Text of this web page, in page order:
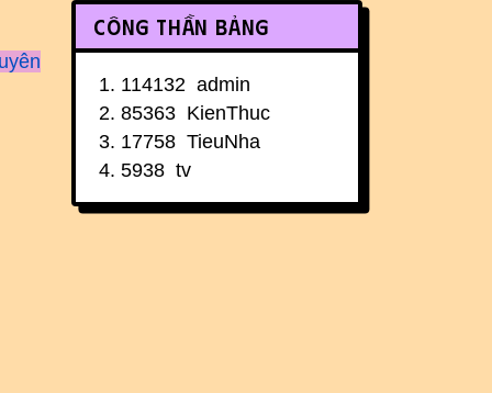
Công thần bảng
114132 admin
85363 KienThuc
17758 TieuNha
5938 tv